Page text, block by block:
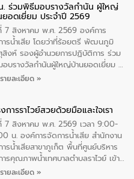
ำ รองผู้ว่าราชการจังหวัดมุกดาหาร
ระธานในพิธี ณ เรือนจําชั่วคราวนาโสก
นาโสก อําเภอเมืองมุกดาหาร จังหวัด
หาร โดยในกิจกรรมได้ร่วมปลูกป่า และ
ามสะอาดภายในบริเวณ จัดกิจกรรม
วายเป็นพระราชกุศล สมเด็จพระนาง
ริกิติ์พระบรมราชินีนาถ พระบรมราช
. ร่วมพิธีมอบรางวัลกำนัน ผู้ใหญ่
ยอดเยี่ยม ประจำปี 2569
7 สิงหาคม พ.ศ. 2569 องค์การ
ารน้ำเสีย โดยว่าที่ร้อยตรี พัฒนภูมิ
งห์ รองผู้อำนวยการปฏิบัติการ ร่วม
บรางวัลกำนันผู้ใหญ่บ้านยอดเยี่ยม ณ
ยบรัฐบาล โดยมีนายอนุทิน ชาญวีรกูล
ำและประกาศเกียรติคุณให้แก่ กำนัน
บ้านยอดเยี่ยม พร้อมกล่าวชื่นชม ให้
ท และมอบนโยบาย
ายละเอียด »
การราไวย์สวยด้วยมือและใจเรา
7 สิงหาคม พ.ศ. 2569 เวลา 9:00-
น. องค์การจัดการน้ำเสีย สำนักงาน
รน้ำเสียสาขาภูเก็ต พื้นที่ศูนย์บริหาร
รคุณภาพน้ำเทศบาลตำบลราไวย์ เข้า
ครงการราไวย์สวยด้วยมือและใจเรา
ายละเอียด »